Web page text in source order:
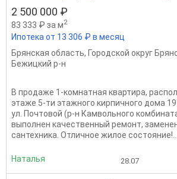
2 500 000 ₽
83 333 ₽ за м2
Ипотека от 13 306 ₽ в месяц
Брянская область, Городской округ
Бежицкий р-н
В продаже 1-комнатная квартира,
этаже 5-ти этажного кирпичного дома
ул. Почтовой (р-н Камвольного
выполнен качественный ремонт,
сантехника. Отличное жилое состояние!...
Наталья 28.07